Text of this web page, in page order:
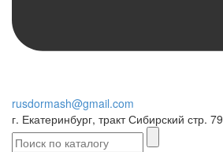
rusdormash@gmail.com
г. Екатеринбург, тракт Сибирский стр. 79